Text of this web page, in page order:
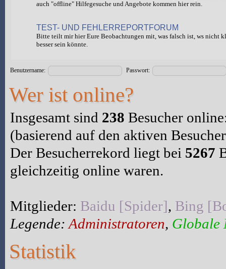
auch "offline" Hilfegesuche und Angebote kommen hier rein.
TEST- UND FEHLERREPORTFORUM
Bitte teilt mir hier Eure Beobachtungen mit, was falsch ist, ws nicht
besser sein könnte.
Benutzername: Passwort:
Wer ist online?
Insgesamt sind 238 Besucher
(basierend auf den aktiven
Der Besucherrekord liegt bei 5267
gleichzeitig online waren.
Mitglieder: Baidu [Spider], Bing
Legende: Administratoren, Globale
Statistik